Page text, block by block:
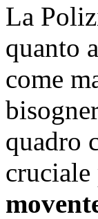
La
quanto
come
quadro
cruciale